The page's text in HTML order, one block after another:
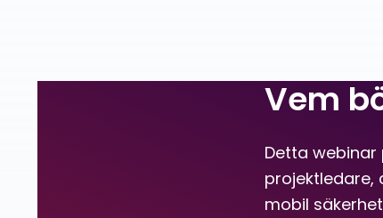
Vem
Detta
projektledare,
mobil